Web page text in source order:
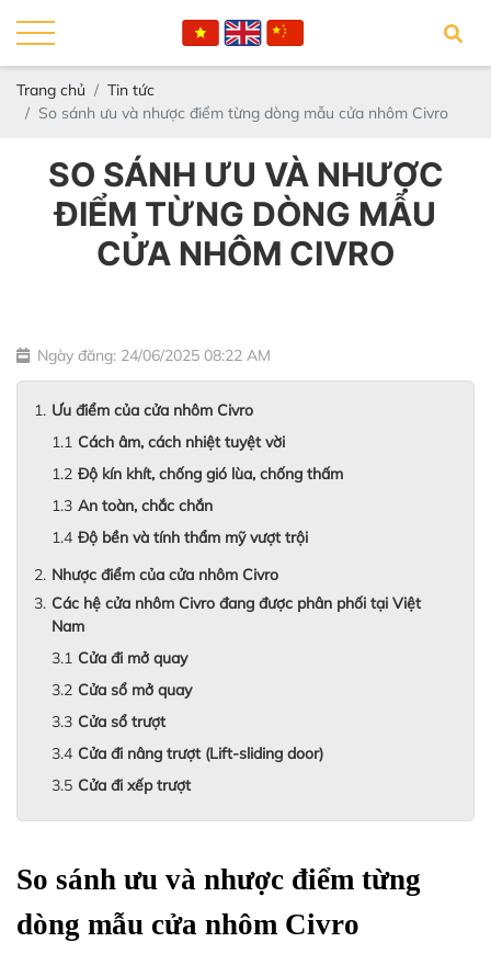
Trang chủ
Tin tức
So sánh ưu và nhược điểm từng dòng mẫu cửa nhôm Civro
SO SÁNH ƯU VÀ NHƯỢC
ĐIỂM TỪNG DÒNG MẪU
CỬA NHÔM CIVRO
Ngày đăng: 24/06/2025 08:22 AM
Ưu điểm của cửa nhôm Civro
Cách âm, cách nhiệt tuyệt vời
Độ kín khít, chống gió lùa, chống thấm
An toàn, chắc chắn
Độ bền và tính thẩm mỹ vượt trội
Nhược điểm của cửa nhôm Civro
Các hệ cửa nhôm Civro đang được phân phối tại Việt
Nam
Cửa đi mở quay
Cửa sổ mở quay
Cửa sổ trượt
Cửa đi nâng trượt (Lift-sliding door)
Cửa đi xếp trượt
So sánh ưu và nhược điểm từng
dòng mẫu cửa nhôm Civro